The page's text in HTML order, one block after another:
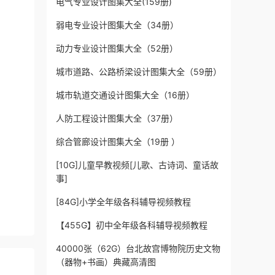
弱电专业设计图集大全（34册）
动力专业设计图集大全（52册）
城市道路、公路桥梁设计图集大全（59册）
城市轨道交通设计图集大全（16册）
人防工程设计图集大全（37册）
综合管廊设计图集大全（19册 ）
[10G]儿童早教视频[儿歌、古诗词、童话故
事]
[84G]小学全年级各科辅导视频教程
【455G】初中全年级各科辅导视频教程
40000张（62G）台北故宫博物院历史文物
（器物+书画）典藏高清图